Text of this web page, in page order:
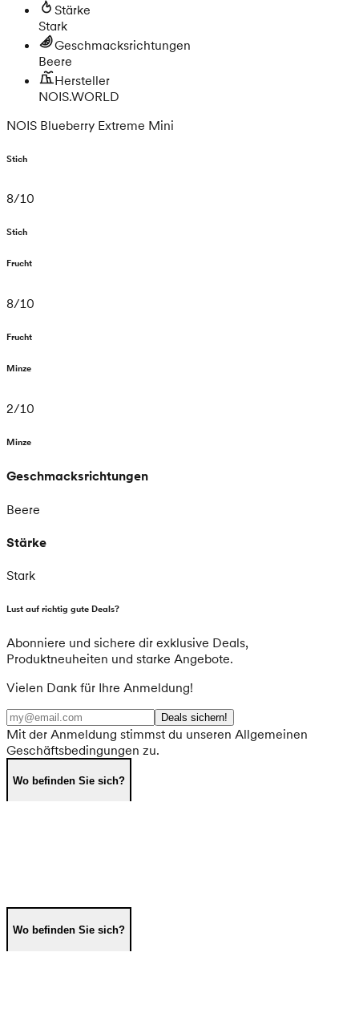
Stärke
Stark
Geschmacksrichtungen
Beere
Hersteller
NOIS.WORLD
NOIS Blueberry Extreme Mini
Stich
8/10
Stich
Frucht
8/10
Frucht
Minze
2/10
Minze
Geschmacksrichtungen
Beere
Stärke
Stark
Lust auf richtig gute Deals?
Abonniere und sichere dir exklusive Deals,
Produktneuheiten und starke Angebote.
Vielen Dank für Ihre Anmeldung!
Deals sichern!
Mit der Anmeldung stimmst du unseren Allgemeinen
Geschäftsbedingungen zu.
Wo befinden Sie sich?
Wo befinden Sie sich?